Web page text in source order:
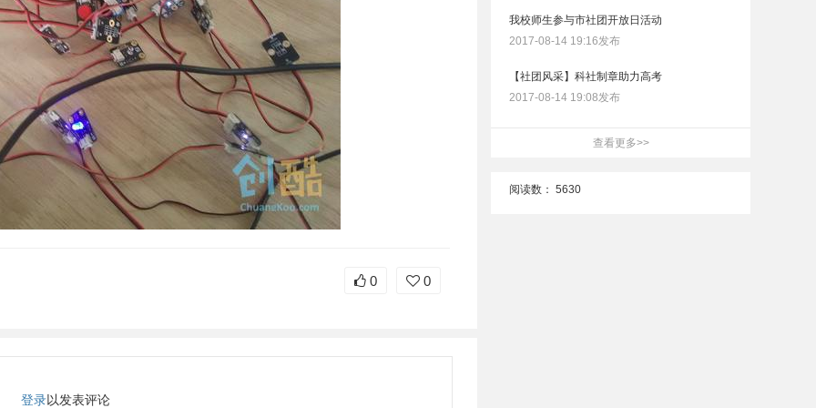
0
0
登录以发表评论
我校师生参与市社团开放日活动
2017-08-14 19:16发布
【社团风采】科社制章助力高考
2017-08-14 19:08发布
查看更多>>
阅读数： 5630